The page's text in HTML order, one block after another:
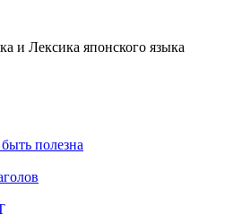
и Лексика японского языка
полезна